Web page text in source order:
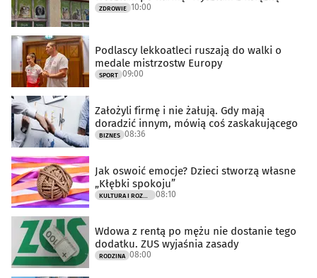
ZDROWIE 10:00
Podlascy lekkoatleci ruszają do walki o
medale mistrzostw Europy
SPORT 09:00
Założyli firmę i nie żałują. Gdy mają
doradzić innym, mówią coś zaskakującego
BIZNES 08:36
Jak oswoić emocje? Dzieci stworzą własne
„Kłębki spokoju”
08:10
Wdowa z rentą po mężu nie dostanie tego
dodatku. ZUS wyjaśnia zasady
RODZINA 08:00